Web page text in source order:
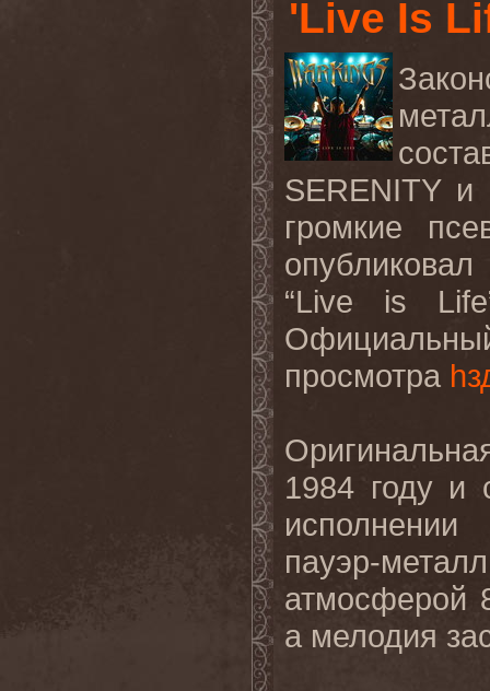
'Live Is
SERENITY и
громкие
“Live is Life
просмотра h
1984 году и
пауэр-
атмосферой
а мелодия